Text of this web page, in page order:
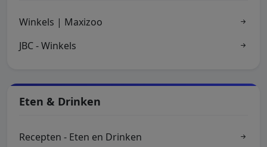
Winkels | Maxizoo
JBC - Winkels
Eten & Drinken
Recepten - Eten en Drinken